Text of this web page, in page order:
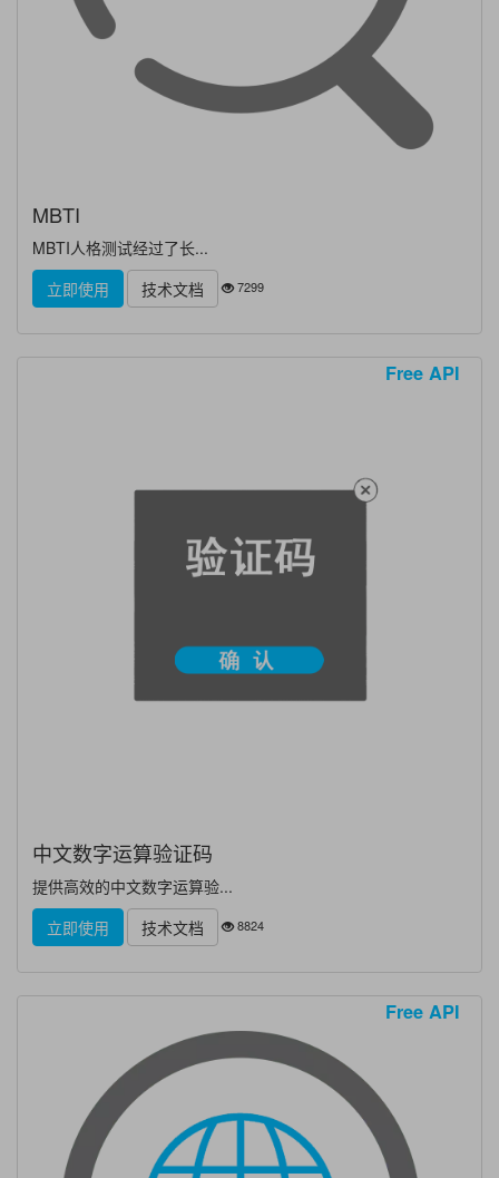
MBTI
MBTI人格测试经过了长...
立即使用
技术文档 7299
Free API
中文数字运算验证码
提供高效的中文数字运算验...
立即使用
技术文档 8824
Free API